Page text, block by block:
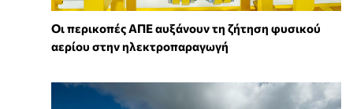
Οι περικοπές ΑΠΕ αυξάνουν τη ζήτηση φυσικού
αερίου στην ηλεκτροπαραγωγή